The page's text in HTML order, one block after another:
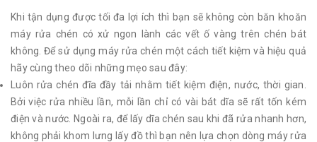
Khi tận dụng được tối đa lợi ích thì bạn sẽ không còn băn khoăn
máy rửa chén có xử ngon lành các vết ố vàng trên chén bát
không. Để sử dụng máy rửa chén một cách tiết kiệm và hiệu quả
hãy cùng theo dõi những mẹo sau đây:
Luôn rửa chén đĩa đầy tải nhằm tiết kiệm điện, nước, thời gian.
Bởi việc rửa nhiều lần, mỗi lần chỉ có vài bát dĩa sẽ rất tốn kém
điện và nước. Ngoài ra, để lấy dĩa chén sau khi đã rửa nhanh hơn,
không phải khom lưng lấy đồ thì bạn nên lựa chọn dòng máy rửa